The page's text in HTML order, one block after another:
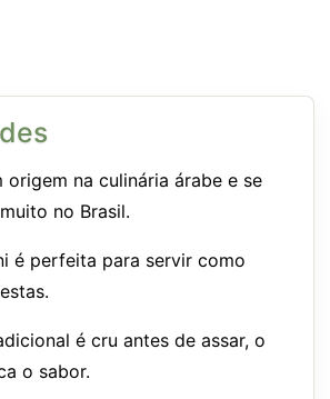
origem na culinária árabe e se
no Brasil.
é perfeita para servir como
é cru antes de assar, o
o sabor.